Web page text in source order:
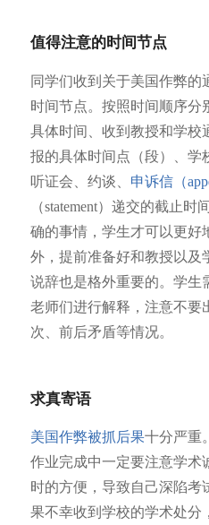
值得注意的时间节点
同学们收到关于美国作弊的
时间节点。按照时间顺序分
具体时间、收到教授和学校
报的具体时间点（段）、学
听证会、约谈、 申诉信（
（statement）递交的截止
确的事情，学生才可以更好
外，提前准备好和教授以及
说辞也是格外重要的。学生
老师们进行解释，注意不要
次、前后矛盾等情况。
求真寄语
美国作弊被抓后果十分严重
作业完成中一定要注意学术
时的方便，导致自己深陷考
果不幸收到学校的学术处分